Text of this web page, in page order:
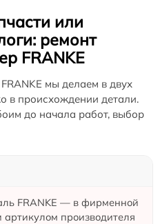
или
ремонт
FRANKE
мы делаем в двух
в происхождении детали.
до начала работ, выбор
FRANKE — в фирменной
производителя